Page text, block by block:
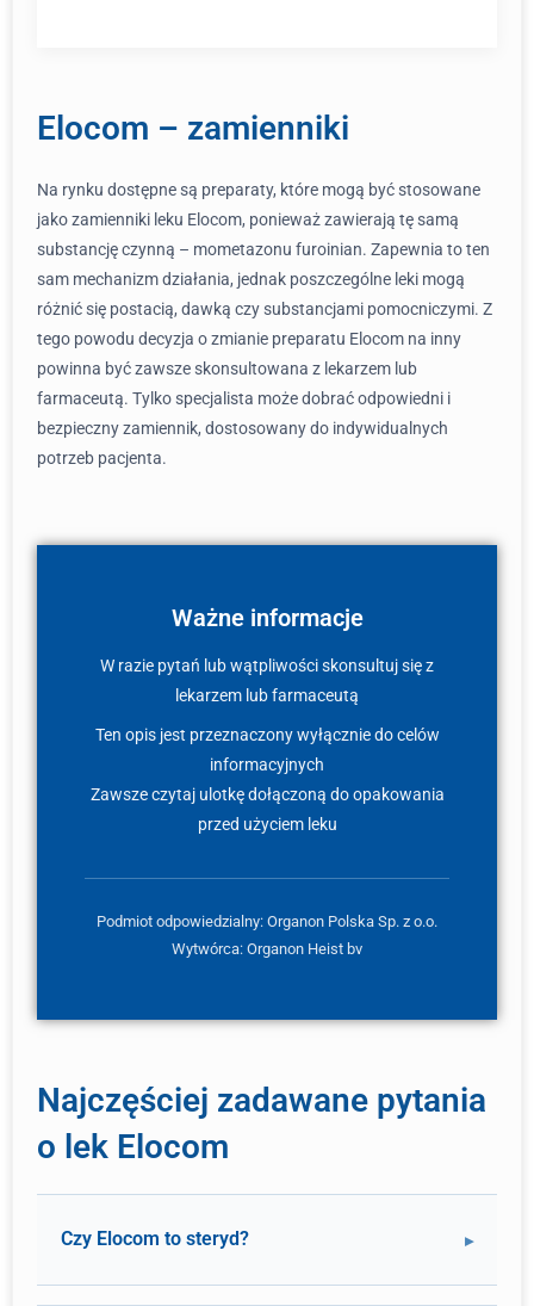
Elocom – zamienniki
Na rynku dostępne są preparaty, które mogą być stosowane
jako zamienniki leku Elocom, ponieważ zawierają tę samą
substancję czynną – mometazonu furoinian. Zapewnia to ten
sam mechanizm działania, jednak poszczególne leki mogą
różnić się postacią, dawką czy substancjami pomocniczymi. Z
tego powodu decyzja o zmianie preparatu Elocom na inny
powinna być zawsze skonsultowana z lekarzem lub
farmaceutą. Tylko specjalista może dobrać odpowiedni i
bezpieczny zamiennik, dostosowany do indywidualnych
potrzeb pacjenta.
Ważne informacje
W razie pytań lub wątpliwości skonsultuj się z
lekarzem lub farmaceutą
Ten opis jest przeznaczony wyłącznie do celów
informacyjnych
Zawsze czytaj ulotkę dołączoną do opakowania
przed użyciem leku
Podmiot odpowiedzialny: Organon Polska Sp. z o.o.
Wytwórca: Organon Heist bv
Najczęściej zadawane pytania
o lek Elocom
Czy Elocom to steryd?